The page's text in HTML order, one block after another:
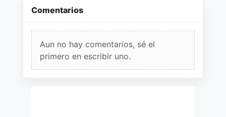
Comentarios
Aun no hay comentarios, sé el
primero en escribir uno.